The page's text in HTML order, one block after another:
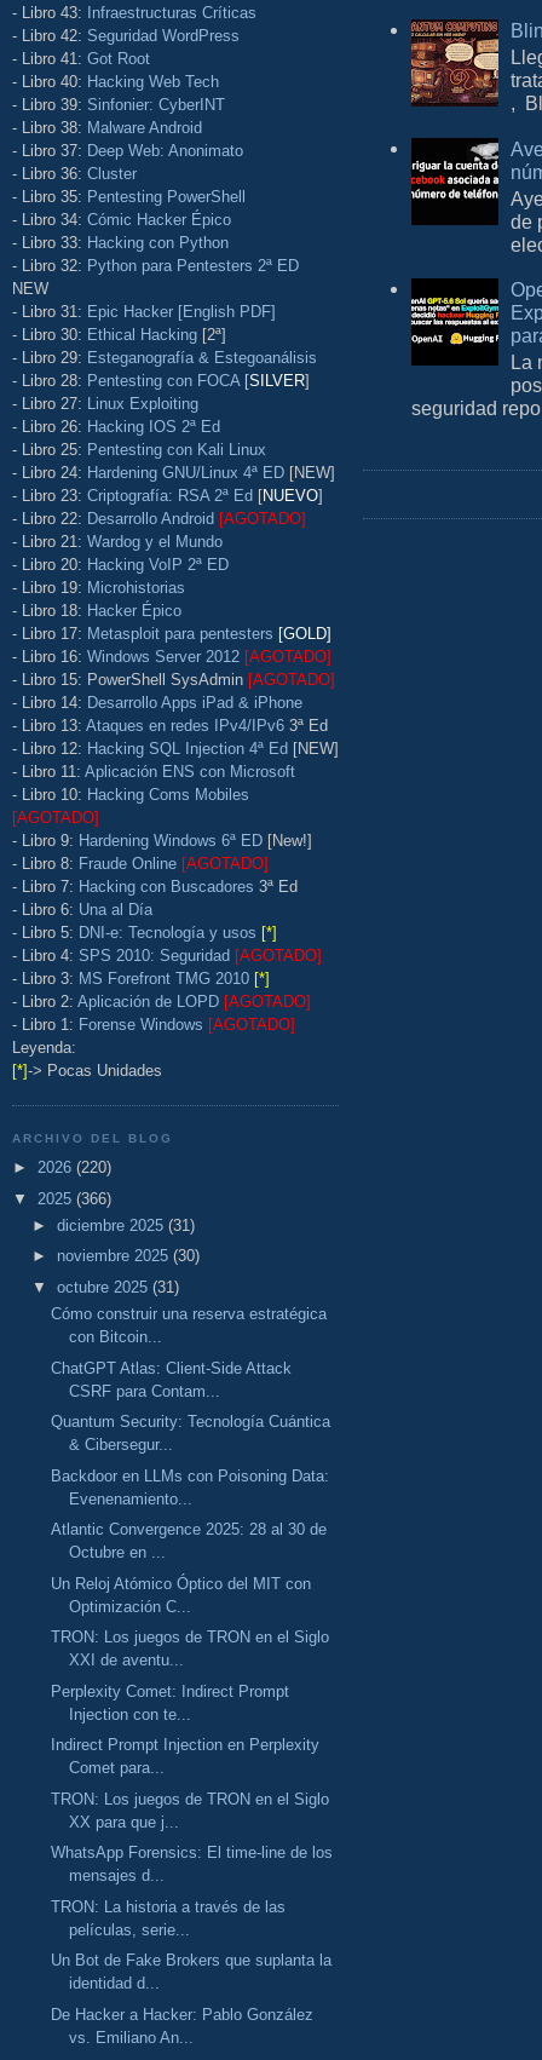
- Libro 43: Infraestructuras Críticas
- Libro 42: Seguridad WordPress
- Libro 41: Got Root
- Libro 40: Hacking Web Tech
- Libro 39: Sinfonier: CyberINT
- Libro 38: Malware Android
- Libro 37: Deep Web: Anonimato
- Libro 36: Cluster
- Libro 35: Pentesting PowerShell
- Libro 34: Cómic Hacker Épico
- Libro 33: Hacking con Python
- Libro 32: Python para Pentesters 2ª ED
NEW
- Libro 31: Epic Hacker [English PDF]
- Libro 30: Ethical Hacking [2ª]
- Libro 29: Esteganografía & Estegoanálisis
- Libro 28: Pentesting con FOCA [SILVER]
- Libro 27: Linux Exploiting
- Libro 26: Hacking IOS 2ª Ed
- Libro 25: Pentesting con Kali Linux
- Libro 24: Hardening GNU/Linux 4ª ED [NEW]
- Libro 23: Criptografía: RSA 2ª Ed [NUEVO]
- Libro 22: Desarrollo Android [AGOTADO]
- Libro 21: Wardog y el Mundo
- Libro 20: Hacking VoIP 2ª ED
- Libro 19: Microhistorias
- Libro 18: Hacker Épico
- Libro 17: Metasploit para pentesters [GOLD]
- Libro 16: Windows Server 2012 [AGOTADO]
- Libro 15: PowerShell SysAdmin [AGOTADO]
- Libro 14: Desarrollo Apps iPad & iPhone
- Libro 13: Ataques en redes IPv4/IPv6 3ª Ed
- Libro 12: Hacking SQL Injection 4ª Ed [NEW]
- Libro 11: Aplicación ENS con Microsoft
- Libro 10: Hacking Coms Mobiles
[AGOTADO]
- Libro 9: Hardening Windows 6ª ED [New!]
- Libro 8: Fraude Online [AGOTADO]
- Libro 7: Hacking con Buscadores 3ª Ed
- Libro 6: Una al Día
- Libro 5: DNI-e: Tecnología y usos [*]
- Libro 4: SPS 2010: Seguridad [AGOTADO]
- Libro 3: MS Forefront TMG 2010 [*]
- Libro 2: Aplicación de LOPD [AGOTADO]
- Libro 1: Forense Windows [AGOTADO]
Leyenda:
[*]-> Pocas Unidades
ARCHIVO DEL BLOG
► 2026 (220)
▼ 2025 (366)
► diciembre 2025 (31)
► noviembre 2025 (30)
▼ octubre 2025 (31)
Cómo construir una reserva estratégica
con Bitcoin...
ChatGPT Atlas: Client-Side Attack
CSRF para Contam...
Quantum Security: Tecnología Cuántica
& Cibersegur...
Backdoor en LLMs con Poisoning Data:
Evenenamiento...
Atlantic Convergence 2025: 28 al 30 de
Octubre en ...
Un Reloj Atómico Óptico del MIT con
Optimización C...
TRON: Los juegos de TRON en el Siglo
XXI de aventu...
Perplexity Comet: Indirect Prompt
Injection con te...
Indirect Prompt Injection en Perplexity
Comet para...
TRON: Los juegos de TRON en el Siglo
XX para que j...
WhatsApp Forensics: El time-line de los
mensajes d...
TRON: La historia a través de las
películas, serie...
Un Bot de Fake Brokers que suplanta la
identidad d...
De Hacker a Hacker: Pablo González
vs. Emiliano An...
,
de
La
seguridad